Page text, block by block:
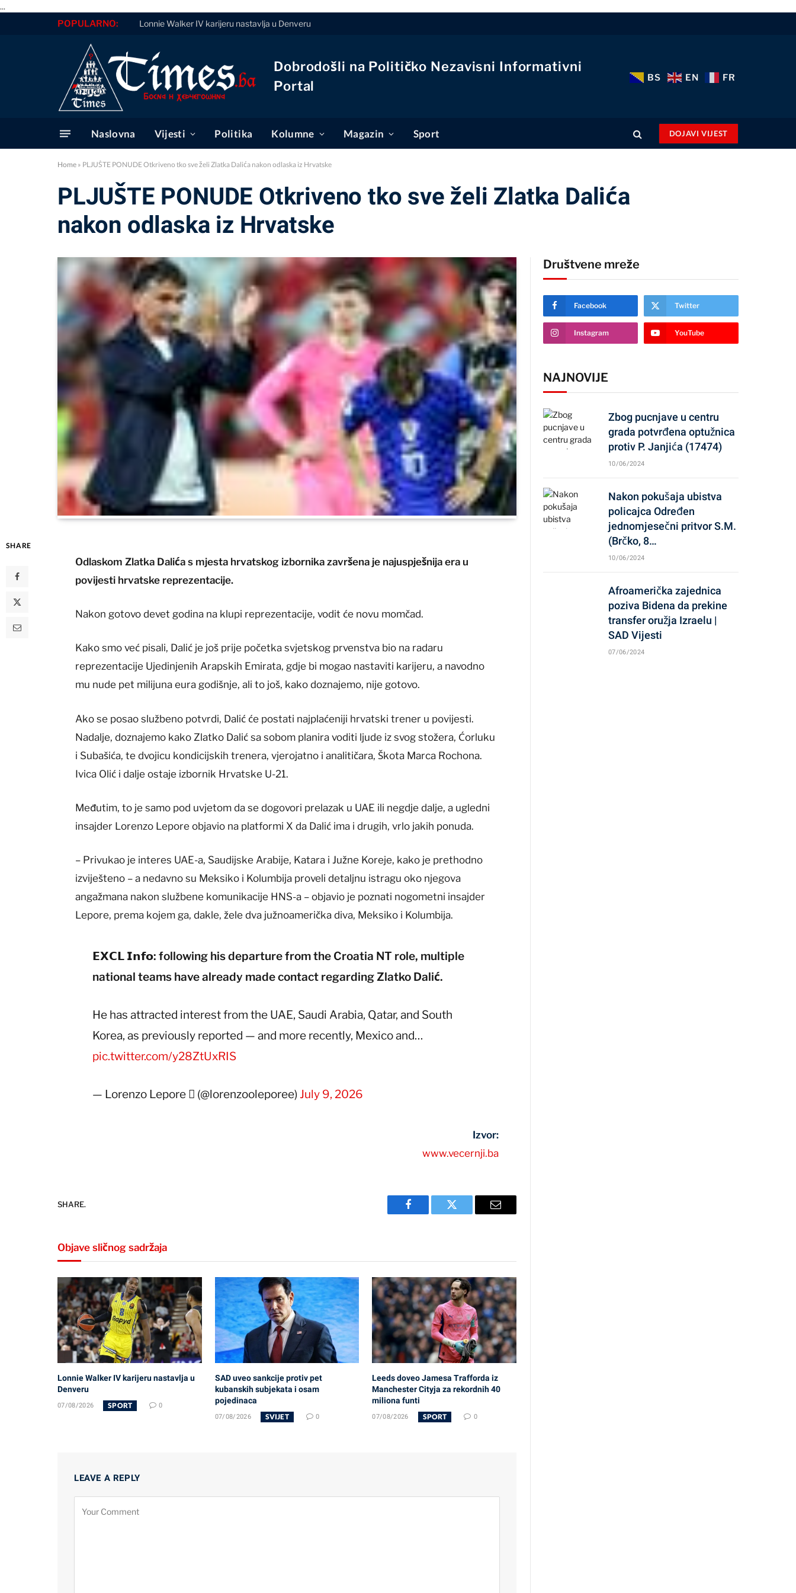
...
POPULARNO: Lonnie Walker IV karijeru nastavlja u Denveru
Dobrodošli na Političko Nezavisni Informativni
Portal
BS EN FR
Naslovna Vijesti Politika Kolumne Magazin Sport DOJAVI VIJEST
Home » PLJUŠTE PONUDE Otkriveno tko sve želi Zlatka Dalića nakon odlaska iz Hrvatske
PLJUŠTE PONUDE Otkriveno tko sve želi Zlatka Dalića
nakon odlaska iz Hrvatske
SHARE
Odlaskom Zlatka Dalića s mjesta hrvatskog izbornika završena je najuspješnija era u
povijesti hrvatske reprezentacije.
Nakon gotovo devet godina na klupi reprezentacije, vodit će novu momčad.
Kako smo već pisali, Dalić je još prije početka svjetskog prvenstva bio na radaru
reprezentacije Ujedinjenih Arapskih Emirata, gdje bi mogao nastaviti karijeru, a navodno
mu nude pet milijuna eura godišnje, ali to još, kako doznajemo, nije gotovo.
Ako se posao službeno potvrdi, Dalić će postati najplaćeniji hrvatski trener u povijesti.
Nadalje, doznajemo kako Zlatko Dalić sa sobom planira voditi ljude iz svog stožera, Ćorluku
i Subašića, te dvojicu kondicijskih trenera, vjerojatno i analitičara, Škota Marca Rochona.
Ivica Olić i dalje ostaje izbornik Hrvatske U-21.
Međutim, to je samo pod uvjetom da se dogovori prelazak u UAE ili negdje dalje, a ugledni
insajder Lorenzo Lepore objavio na platformi X da Dalić ima i drugih, vrlo jakih ponuda.
– Privukao je interes UAE-a, Saudijske Arabije, Katara i Južne Koreje, kako je prethodno
izviješteno – a nedavno su Meksiko i Kolumbija proveli detaljnu istragu oko njegova
angažmana nakon službene komunikacije HNS-a – objavio je poznati nogometni insajder
Lepore, prema kojem ga, dakle, žele dva južnoamerička diva, Meksiko i Kolumbija.
𝗘𝗫𝗖𝗟 𝗜𝗻𝗳𝗼: following his departure from the Croatia NT role, multiple
national teams have already made contact regarding Zlatko Dalić.
He has attracted interest from the UAE, Saudi Arabia, Qatar, and South
Korea, as previously reported — and more recently, Mexico and…
pic.twitter.com/y28ZtUxRIS
— Lorenzo Lepore  (@lorenzooleporee)July 9, 2026
Izvor:
www.vecernji.ba
SHARE.
Facebook Twitter Email
Objave sličnog sadržaja
Lonnie Walker IV karijeru nastavlja u
Denveru
07/08/2026 SPORT 0
SAD uveo sankcije protiv pet
kubanskih subjekata i osam
pojedinaca
07/08/2026 SVIJET 0
Leeds doveo Jamesa Trafforda iz
Manchester Cityja za rekordnih 40
miliona funti
07/08/2026 SPORT 0
LEAVE A REPLY
Društvene mreže
Facebook Twitter
Instagram YouTube
NAJNOVIJE
Zbog pucnjave u centru
grada potvrđena optužnica
protiv P. Janjića (17474)
10/06/2024
Nakon pokušaja ubistva
policajca Određen
jednomjesečni pritvor S.M.
(Brčko, 8…
10/06/2024
Afroamerička zajednica
poziva Bidena da prekine
transfer oružja Izraelu |
SAD Vijesti
07/06/2024